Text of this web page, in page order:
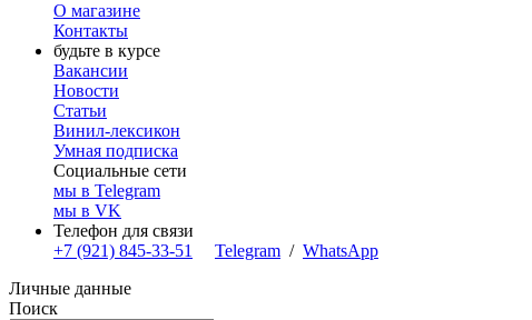
О магазине
Контакты
будьте в курсе
Вакансии
Новости
Статьи
Винил-лексикон
Умная подписка
Социальные сети
мы в Telegram
мы в VK
Телефон для связи
+7 (921) 845-33-51
Telegram / WhatsApp
Личные данные
Поиск